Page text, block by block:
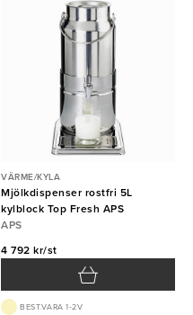
VÄRME/KYLA
Mjölkdispenser rostfri 5L
kylblock Top Fresh APS
APS
4 792 kr/st
BEST.VARA 1-2V